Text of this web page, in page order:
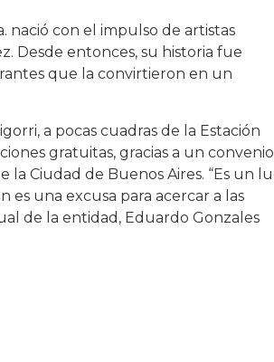
nació con el impulso de artistas
Desde entonces, su historia fue
que la convirtieron en un
a pocas cuadras de la Estación
gratuitas, gracias a un convenio
la Ciudad de Buenos Aires. “Es un
una excusa para acercar a las
de la entidad, Eduardo Gonzales